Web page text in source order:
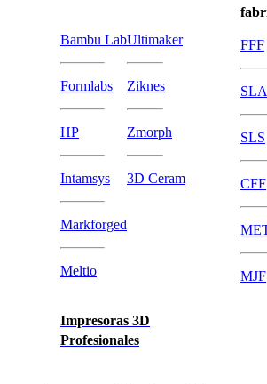
Bambu Lab
Formlabs
HP
Intamsys
Markforged
Meltio
Ultimaker
Ziknes
Zmorph
3D Ceram
Impresoras 3D
Profesionales
FFF
SLA
SLS
CFF
MJF